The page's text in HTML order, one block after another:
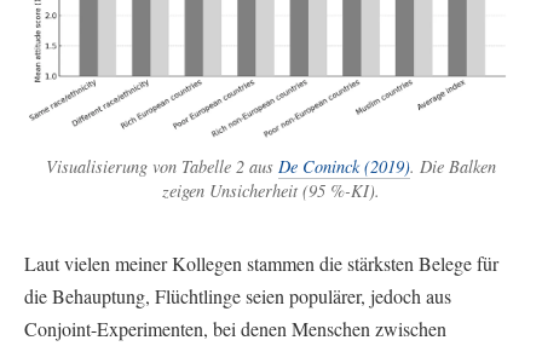
Visualisierung von Tabelle 2 aus De Coninck (2019). Die Balken
zeigen Unsicherheit (95 %-KI).
Laut vielen meiner Kollegen stammen die stärksten Belege für
die Behauptung, Flüchtlinge seien populärer, jedoch aus
Conjoint-Experimenten, bei denen Menschen zwischen